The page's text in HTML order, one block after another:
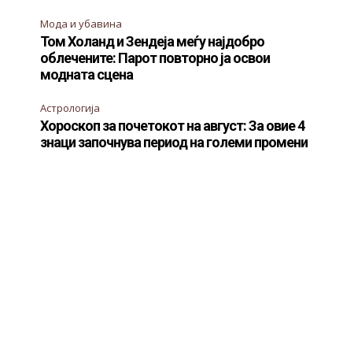
Мода и убавина
Том Холанд и Зендеја меѓу најдобро
облечените: Парот повторно ја освои
модната сцена
Астрологија
Хороскоп за почетокот на август: За овие 4
знаци започнува период на големи промени